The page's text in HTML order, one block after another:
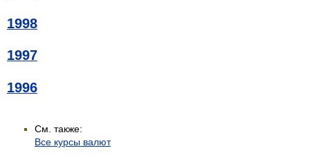
1998
1997
1996
См. также:
Все курсы валют